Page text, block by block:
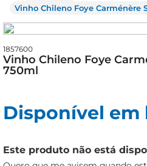
Vinho Chileno Foye Carménère
1857600
Vinho Chileno Foye
750ml
Disponível em
Este produto não está
leite
queijo
arroz
biscoito
iogurte